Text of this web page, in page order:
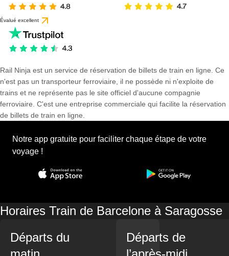
Évalué excellent
Rail Ninja est un service de réservation de billets de train en ligne. Ce
n'est pas un transporteur ferroviaire, il ne possède ni n'exploite de
trains et ne représente pas le site officiel d'aucune compagnie
ferroviaire. C'est une entreprise commerciale qui facilite la réservation
de billets de train en ligne.
Notre app gratuite pour faciliter chaque étape de votre
voyage !
Horaires Train de Barcelone à Saragosse
Départs du
Départs de